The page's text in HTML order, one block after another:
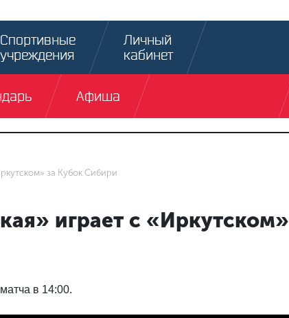
Спортивные
учреждения
Личный
кабинет
Афиша
за Кубок Сибири
играет с «Иркутском»
в 14:00.